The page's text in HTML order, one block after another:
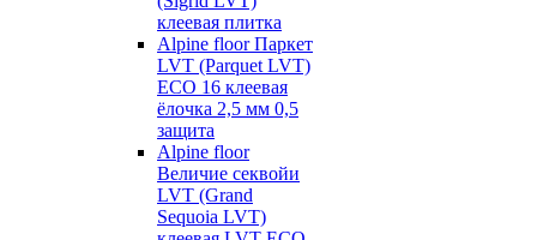
клеевая плитка
Alpine floor Паркет
LVT (Parquet LVT)
ECO 16 клеевая
ёлочка 2,5 мм 0,5
защита
Alpine floor
Величие секвойи
LVT (Grand
Sequoia LVT)